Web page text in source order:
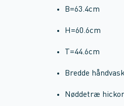
B=63.4cm
H=60.6cm
T=44.6cm
Bredde
Nøddetræ